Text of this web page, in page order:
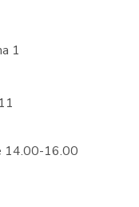
1
14.00-16.00